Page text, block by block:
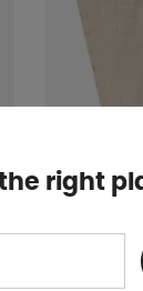
right